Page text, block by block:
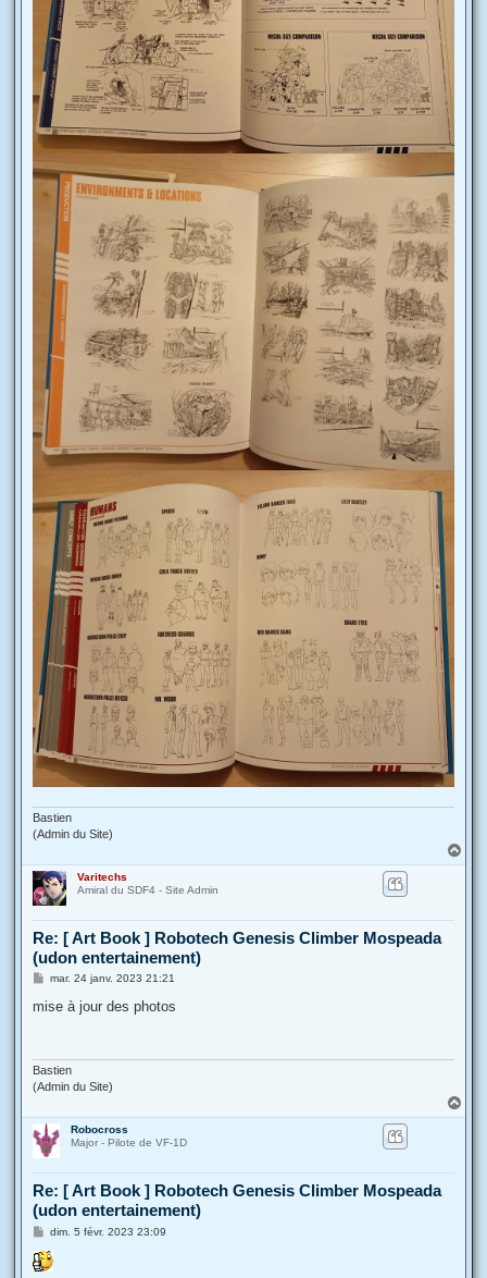
Bastien
(Admin du Site)
a
Varitechs
Amiral du SDF4 - Site Admin
Re: [ Art Book ] Robotech Genesis Climber Mospeada
(udon entertainement)
M
s
mar. 24 janv. 2023 21:21
mise à jour des photos
Bastien
(Admin du Site)
a
Robocross
Major - Pilote de VF-1D
Re: [ Art Book ] Robotech Genesis Climber Mospeada
(udon entertainement)
M
s
s
dim. 5 févr. 2023 23:09